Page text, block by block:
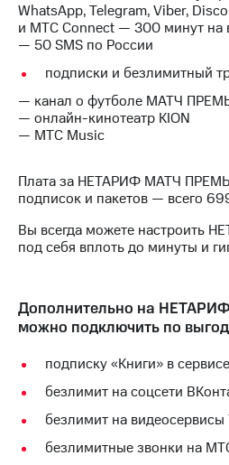
Оформить
чистый
номер
красивый
номер
карту
на
eSIM
Выберите
и подключите
с выгодным
тарифом
Тарифы
Интернет,
Тарифы
Интернет,
ТВ и телефон
для дома
Личный
интернета
и
кабинет
спутникового
ТВ
Скачать
приложение
Мой
Акции
WhatsApp, Telegram, Viber,
и МТС Connect — 300 минут на
— 50 SMS по России
подписки и безлимитный
— канал о футболе МАТЧ
— онлайн-кинотеатр KION
— МТС Music
Плата за НЕТАРИФ МАТЧ
подписок и пакетов — всего
Вы всегда можете настроить
под себя вплоть до минуты и
Дополнительно на
можно подключить по
подписку «Книги» в
безлимит на соцсети
безлимит на видеосервисы
безлимитные звонки на